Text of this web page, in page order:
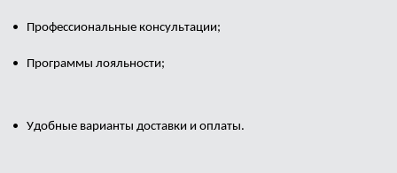
Профессиональные консультации;
Программы лояльности;
Удобные варианты доставки и оплаты.